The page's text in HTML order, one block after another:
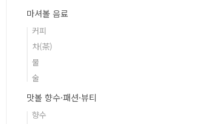
마셔볼 음료
커피
차(茶)
물
술
맛볼 향수·패션·뷰티
향수